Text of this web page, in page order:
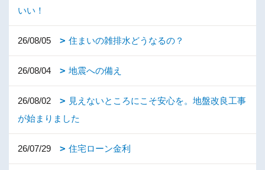
いい！
26/08/05 住まいの雑排水どうなるの？
26/08/04 地震への備え
26/08/02
見えないところにこそ安心を。地盤改良工事
が始まりました
26/07/29 住宅ローン金利